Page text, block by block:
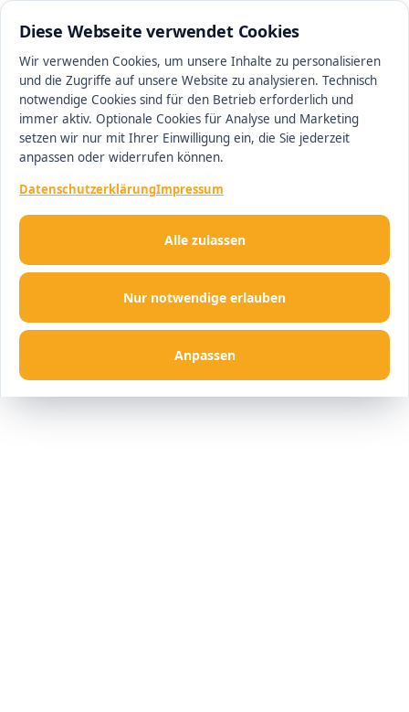
Diese Webseite verwendet Cookies
Wir verwenden Cookies, um unsere Inhalte zu personalisieren
und die Zugriffe auf unsere Website zu analysieren. Technisch
notwendige Cookies sind für den Betrieb erforderlich und
immer aktiv. Optionale Cookies für Analyse und Marketing
setzen wir nur mit Ihrer Einwilligung ein, die Sie jederzeit
anpassen oder widerrufen können.
DatenschutzerklärungImpressum
Nur notwendige erlauben
Anpassen
Alle zulassen